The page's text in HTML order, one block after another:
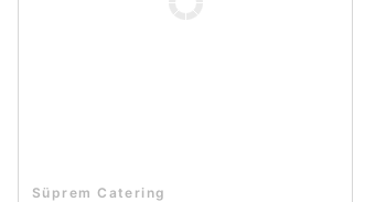
Süprem Catering